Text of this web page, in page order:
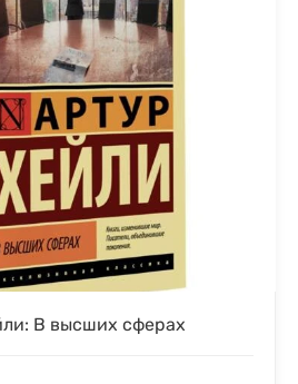
В высших сферах